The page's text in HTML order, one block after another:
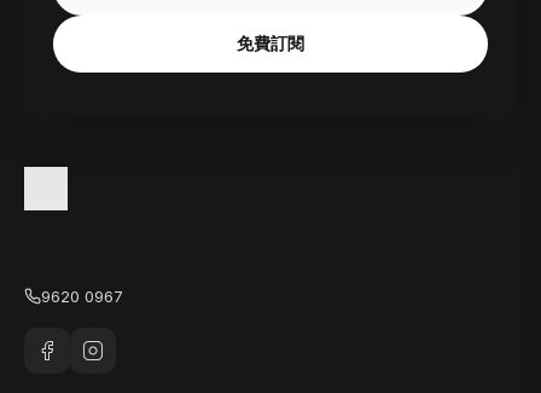
免費訂閱
9620 0967